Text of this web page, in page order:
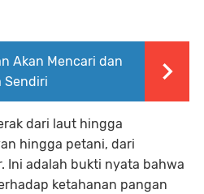
Akan Mencari dan
Sendiri
dari laut hingga
hingga petani, dari
Ini adalah bukti nyata bahwa
ketahanan pangan